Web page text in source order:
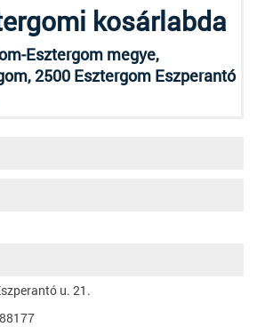
kosárlabda
Esztergom megye,
2500 Esztergom Eszperantó
u. 21.